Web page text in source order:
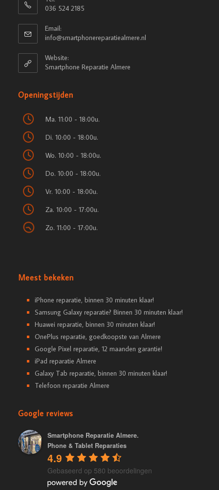
036 524 2185
Email:
info@smartphonereparatiealmere.nl
Website:
Smartphone Reparatie Almere
Openingstijden
Ma. 11:00 - 18:00u.
Di. 10:00 - 18:00u.
Wo. 10:00 - 18:00u.
Do. 10:00 - 18:00u.
Vr. 10:00 - 18:00u.
Za. 10:00 - 17:00u.
Zo. 11:00 - 17:00u.
Meest bekeken
iPhone reparatie, binnen 30 minuten klaar!
Samsung Galaxy reparatie? Binnen 30 minuten klaar!
Huawei reparatie, binnen 30 minuten klaar!
OnePlus reparatie, goedkoopste van Almere
Google Pixel reparatie, 12 maanden garantie!
iPad reparatie Almere
Galaxy Tab reparatie, binnen 30 minuten klaar!
Telefoon reparatie Almere
Google reviews
Smartphone Reparatie Almere.
Phone & Tablet Reparaties
4.9
Gebaseerd op 580 beoordelingen